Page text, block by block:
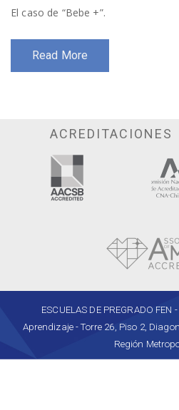
El caso de “Bebe +”.
Read More
ACREDITACIONES
ESCUELAS DE PREGRADO
Aprendizaje - Torre 26, Piso 2,
Región